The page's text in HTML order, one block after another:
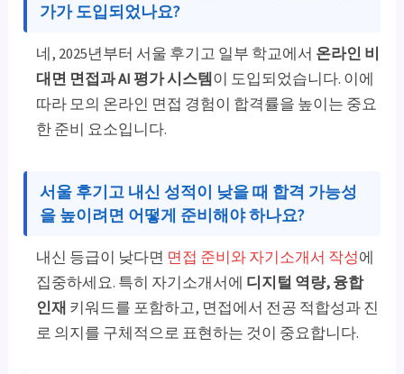
가가 도입되었나요?
네, 2025년부터 서울 후기고 일부 학교에서 온라인 비
대면 면접과 AI 평가 시스템이 도입되었습니다. 이에
따라 모의 온라인 면접 경험이 합격률을 높이는 중요
한 준비 요소입니다.
서울 후기고 내신 성적이 낮을 때 합격 가능성
을 높이려면 어떻게 준비해야 하나요?
내신 등급이 낮다면 면접 준비와 자기소개서 작성에
집중하세요. 특히 자기소개서에 디지털 역량, 융합
인재 키워드를 포함하고, 면접에서 전공 적합성과 진
로 의지를 구체적으로 표현하는 것이 중요합니다.